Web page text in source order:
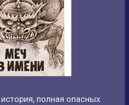
полная опасных